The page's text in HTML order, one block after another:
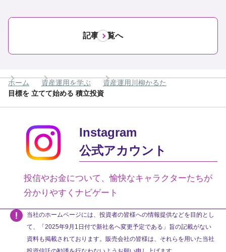
記事一覧へ
ホーム 資産運用を学ぶ
資産運用川柳かるた
目標を 立てて始める 積立投資
Instagram
公式アカウント
投信やお金について、愉快なキャラクターたちが
分かりやすくナビゲート
当社のホームページには、投資者の皆様への情報提供などを目的とし
て、「2025年9月1日付で新社名へ変更予定である」旨の記載がない
資料も掲載されております。販売会社の皆様は、それらを用いた当社